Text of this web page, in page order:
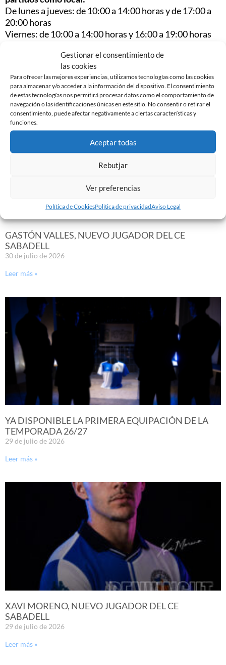
Gestionar el consentimiento de
las cookies
Para ofrecer las mejores experiencias, utilizamos tecnologías como las cookies
para almacenar y/o acceder a la información del dispositivo. El consentimiento
de estas tecnologías nos permitirá procesar datos como el comportamiento de
navegación o las identificaciones únicas en este sitio. No consentir o retirar el
consentimiento, puede afectar negativamente a ciertas características y
funciones.
Aceptar todas
Rebutjar
Ver preferencias
Política de CookiesPolítica de privacidadAviso Legal
De lunes a jueves: de 10:00 a 14:00 horas y de 17:00 a
20:00 horas
Viernes: de 10:00 a 14:00 horas y 16:00 a 19:00 horas
Los niños y niñas de 0 a 4 años entrarán de manera
gratuita. A partir de los 5 años, los niños y niñas
pagarán lo mismo que los adultos.
Noticias Relacionadas
EDGAR GONZÁLEZ, NUEVO JUGADOR DEL CE
GASTÓN VALLES, NUEVO JUGADOR DEL CE
SABADELL
30 de julio de 2026
Leer más »
YA DISPONIBLE LA PRIMERA EQUIPACIÓN DE LA
TEMPORADA 26/27
29 de julio de 2026
Leer más »
XAVI MORENO, NUEVO JUGADOR DEL CE
SABADELL
29 de julio de 2026
Leer más »